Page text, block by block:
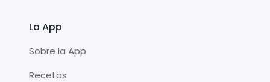
La App
Sobre la App
Recetas